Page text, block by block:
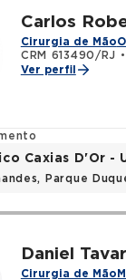
Carlos
Cirurgia de Mão
CRM 613490/RJ •
Ver perfil
Caxias D'Or -
Parque
Daniel
Cirurgia de Mão